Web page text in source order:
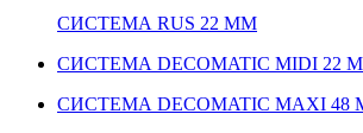
СИСТЕМА RUS 22 ММ
СИСТЕМА DECOMATIC MIDI 22
СИСТЕМА DECOMATIC MAXI 48